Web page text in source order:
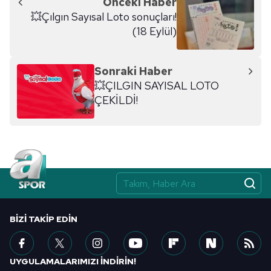
kullanılmaktadır. Diğer çerezler, sitemizin daha işlevsel
kılınması ve kişiselleştirilmesi ve sizlere yönelik
reklam/pazarlama faaliyetlerinin yapılması, amaçlarıyla
sınırlı olarak açık rızanız dahilinde kullanılacaktır.
Çerezlere ilişkin tercihlerinizi aşağıda yer alan panel
vasıtasıyla belirleyebilirsiniz. Çerezlere ilişkin detaylı bilgi
için Ayarlar butonuna tıklayabilir,
6698 sayılı Kişisel Verilerin Korunması Kanunu uyarınca
hazırlanmış Aydınlatma Metnimizi okumak ve sitemizde
ilgili mevzuata uygun olarak kullanılan çerezlerle ilgili bilgi
almak için lütfentıklayınız.
💥Çılgın Sayısal Loto sonuçları!
(18 Eylül)
Sonraki Haber
💥ÇILGIN SAYISAL LOTO
ÇEKİLDİ!
BIZI TAKIP EDIN
UYGULAMALARIMIZI İNDİRİN!